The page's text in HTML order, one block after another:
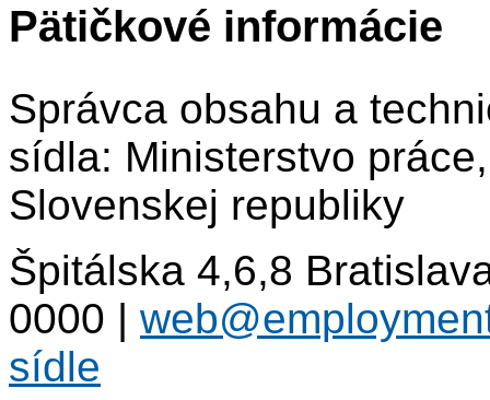
Pätičkové informácie
Správca obsahu a
sídla: Ministerstvo
Slovenskej republiky
Špitálska 4,6,8
0000 |
sídle